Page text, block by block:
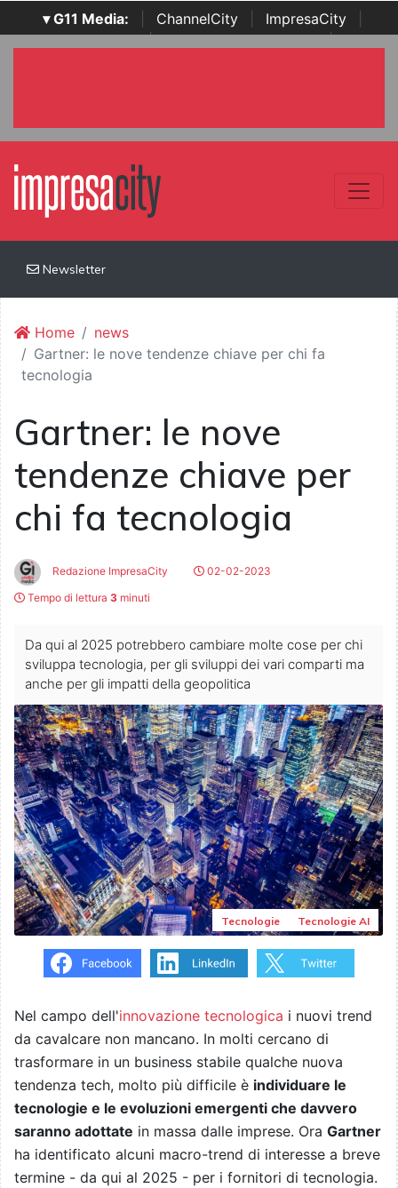
▾ G11 Media: ChannelCity ImpresaCity
SecurityOpenLab | Italian Channel Awards | Italian
Newsletter
Home
news
Gartner: le nove tendenze chiave per chi fa
tecnologia
Gartner: le nove
tendenze chiave per
chi fa tecnologia
Redazione ImpresaCity
02-02-2023
Tempo di lettura 3 minuti
Da qui al 2025 potrebbero cambiare molte cose per chi
sviluppa tecnologia, per gli sviluppi dei vari comparti ma
anche per gli impatti della geopolitica
Tecnologie Tecnologie AI
Nel campo dell'innovazione tecnologica i nuovi trend
da cavalcare non mancano. In molti cercano di
trasformare in un business stabile qualche nuova
tendenza tech, molto più difficile è individuare le
tecnologie e le evoluzioni emergenti che davvero
saranno adottate in massa dalle imprese. Ora Gartner
ha identificato alcuni macro-trend di interesse a breve
termine - da qui al 2025 - per i fornitori di tecnologia.